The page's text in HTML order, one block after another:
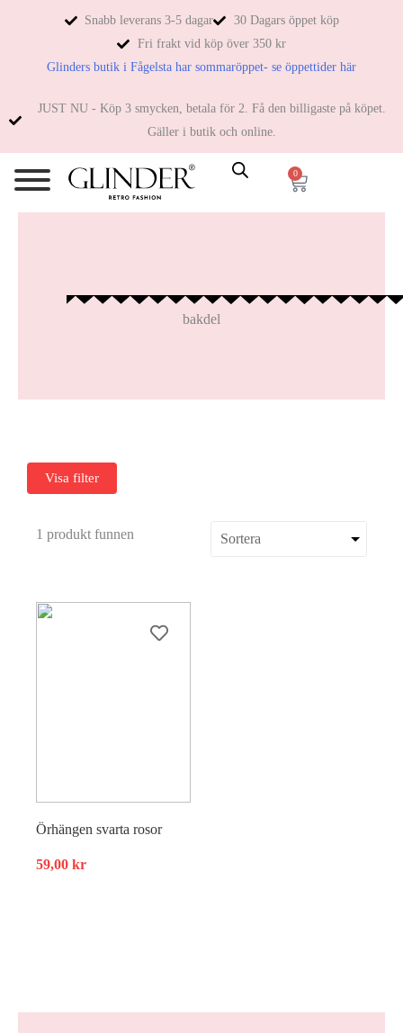
Snabb leverans 3-5 dagar
30 Dagars öppet köp
Fri frakt vid köp över 350 kr
Glinders butik i Fågelsta har sommaröppet- se öppettider här
JUST NU - Köp 3 smycken, betala för 2. Få den billigaste på köpet.
Gäller i butik och online.
0
bakdel
Visa filter
1 produkt funnen
Örhängen svarta rosor
59,00 kr